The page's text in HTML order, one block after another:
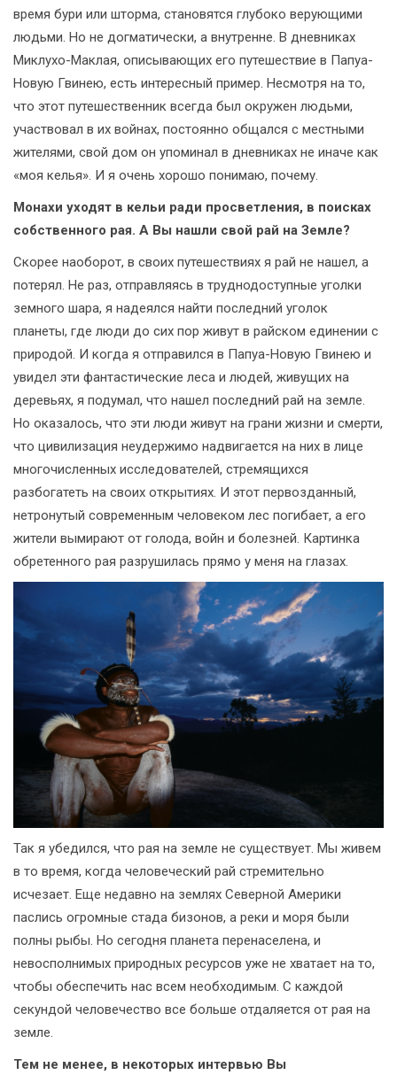
время бури или шторма, становятся глубоко верующими
людьми. Но не догматически, а внутренне. В дневниках
Миклухо-Маклая, описывающих его путешествие в Папуа-
Новую Гвинею, есть интересный пример. Несмотря на то,
что этот путешественник всегда был окружен людьми,
участвовал в их войнах, постоянно общался с местными
жителями, свой дом он упоминал в дневниках не иначе как
«моя келья». И я очень хорошо понимаю, почему.
Монахи уходят в кельи ради просветления, в поисках
собственного рая. А Вы нашли свой рай на Земле?
Скорее наоборот, в своих путешествиях я рай не нашел, а
потерял. Не раз, отправляясь в труднодоступные уголки
земного шара, я надеялся найти последний уголок
планеты, где люди до сих пор живут в райском единении с
природой. И когда я отправился в Папуа-Новую Гвинею и
увидел эти фантастические леса и людей, живущих на
деревьях, я подумал, что нашел последний рай на земле.
Но оказалось, что эти люди живут на грани жизни и смерти,
что цивилизация неудержимо надвигается на них в лице
многочисленных исследователей, стремящихся
разбогатеть на своих открытиях. И этот первозданный,
нетронутый современным человеком лес погибает, а его
жители вымирают от голода, войн и болезней. Картинка
обретенного рая разрушилась прямо у меня на глазах.
Так я убедился, что рая на земле не существует. Мы живем
в то время, когда человеческий рай стремительно
исчезает. Еще недавно на землях Северной Америки
паслись огромные стада бизонов, а реки и моря были
полны рыбы. Но сегодня планета перенаселена, и
невосполнимых природных ресурсов уже не хватает на то,
чтобы обеспечить нас всем необходимым. С каждой
секундой человечество все больше отдаляется от рая на
земле.
Тем не менее, в некоторых интервью Вы